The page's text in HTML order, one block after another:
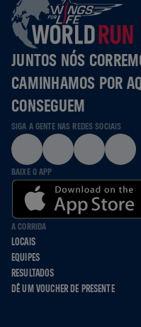
JUNTOS NÓS
CAMINHAMOS POR
CONSEGUEM
SIGA A GENTE NAS REDES SOCIAIS
BAIXE O APP
A CORRIDA
LOCAIS
EQUIPES
RESULTADOS
DÊ UM VOUCHER DE PRESENTE